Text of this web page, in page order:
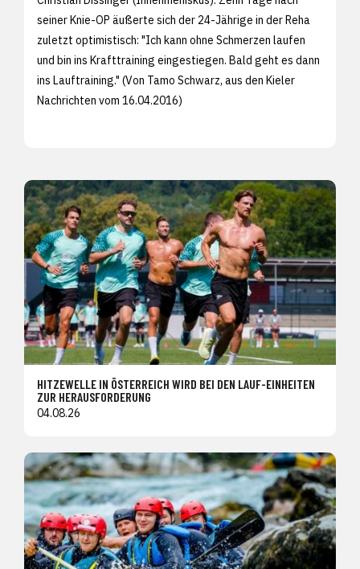
seiner Knie-OP äußerte sich der 24-Jährige in der Reha
zuletzt optimistisch: "Ich kann ohne Schmerzen laufen
und bin ins Krafttraining eingestiegen. Bald geht es dann
ins Lauftraining." (Von Tamo Schwarz, aus den Kieler
Nachrichten vom 16.04.2016)
HITZEWELLE IN ÖSTERREICH WIRD BEI DEN LAUF-EINHEITEN
ZUR HERAUSFORDERUNG
04.08.26